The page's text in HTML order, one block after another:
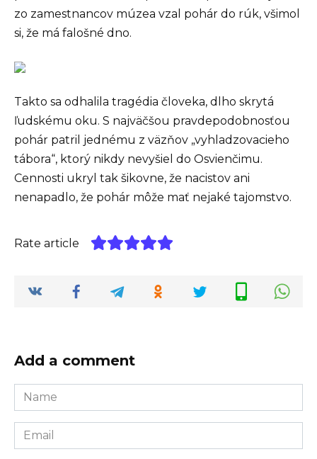
zo zamestnancov múzea vzal pohár do rúk, všimol
si, že má falošné dno.
Takto sa odhalila tragédia človeka, dlho skrytá
ľudskému oku. S najväčšou pravdepodobnosťou
pohár patril jednému z väzňov „vyhladzovacieho
tábora“, ktorý nikdy nevyšiel do Osvienčimu.
Cennosti ukryl tak šikovne, že nacistov ani
nenapadlo, že pohár môže mať nejaké tajomstvo.
Rate article
Add a comment
Name
*
Email
*